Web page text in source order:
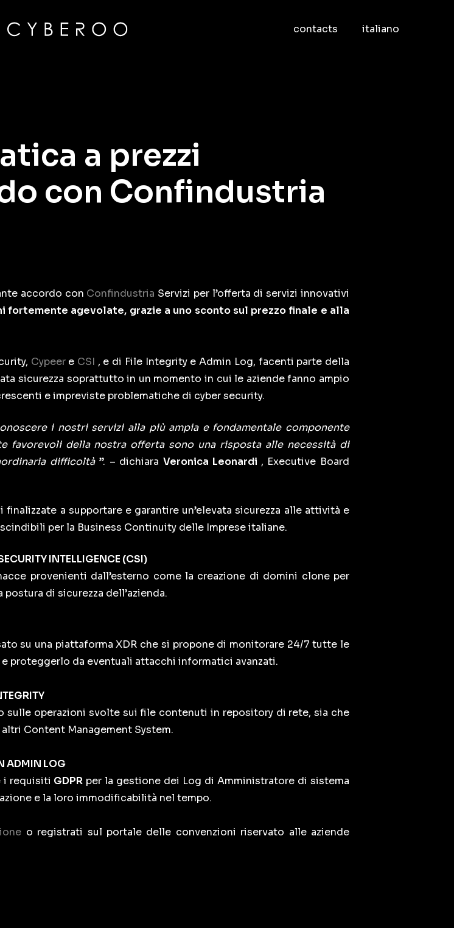
contacts italiano
a prezzi
con Confindustria
accordo con Confindustria Servizi per l’offerta di servizi innovativi
fortemente agevolate, grazie a uno sconto sul prezzo finale e alla
Cypeer e CSI , e di File Integrity e Admin Log, facenti parte della
sicurezza soprattutto in un momento in cui le aziende fanno ampio
e impreviste problematiche di cyber security.
i nostri servizi alla più ampia e fondamentale componente
favorevoli della nostra offerta sono una risposta alle necessità di
difficoltà ”. – dichiara Veronica Leonardi , Executive Board
a supportare e garantire un’elevata sicurezza alle attività e
per la Business Continuity delle Imprese italiane.
INTELLIGENCE (CSI)
provenienti dall’esterno come la creazione di domini clone per
di sicurezza dell’azienda.
su una piattaforma XDR che si propone di monitorare 24/7 tutte le
proteggerlo da eventuali attacchi informatici avanzati.
sulle operazioni svolte sui file contenuti in repository di rete, sia che
Content Management System.
ADMIN LOG
i requisiti GDPR per la gestione dei Log di Amministratore di sistema
e la loro immodificabilità nel tempo.
o registrati sul portale delle convenzioni riservato alle aziende